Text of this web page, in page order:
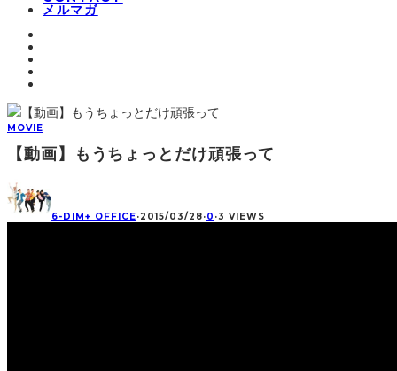
メルマガ
MOVIE
【動画】もうちょっとだけ頑張って
6-DIM+ OFFICE·2015/03/28·0 ·3 VIEWS